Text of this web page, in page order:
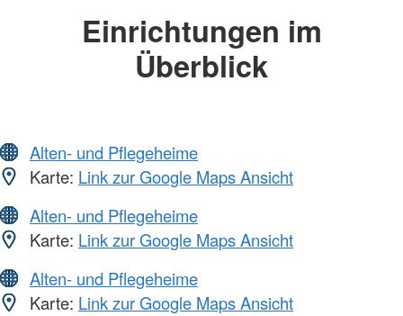
Einrichtungen im
Überblick
Alten- und Pflegeheime
Karte: Link zur Google Maps Ansicht
Alten- und Pflegeheime
Karte: Link zur Google Maps Ansicht
Alten- und Pflegeheime
Karte: Link zur Google Maps Ansicht